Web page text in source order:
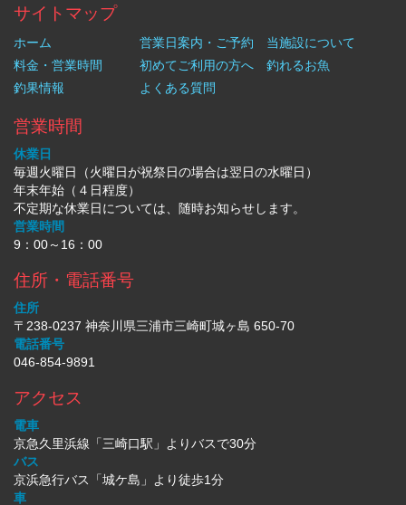
サイトマップ
ホーム 営業日案内・ご予約
当施設について
料金・営業時間
初めてご利用の方へ
釣れるお魚
釣果情報
よくある質問
営業時間
休業日
毎週火曜日（火曜日が祝祭日の場合は翌日の水曜日）
年末年始（４日程度）
不定期な休業日については、随時お知らせします。
営業時間
9：00～16：00
住所・電話番号
住所
〒238-0237 神奈川県三浦市三崎町城ヶ島 650-70
電話番号
046-854-9891
アクセス
電車
京急久里浜線「三崎口駅」よりバスで30分
バス
京浜急行バス「城ケ島」より徒歩1分
車